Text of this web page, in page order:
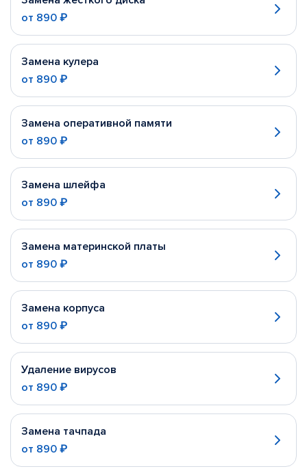
от 890 ₽
Замена кулера
от 890 ₽
Замена оперативной памяти
от 890 ₽
Замена шлейфа
от 890 ₽
Замена материнской платы
от 890 ₽
Замена корпуса
от 890 ₽
Удаление вирусов
от 890 ₽
Замена тачпада
от 890 ₽